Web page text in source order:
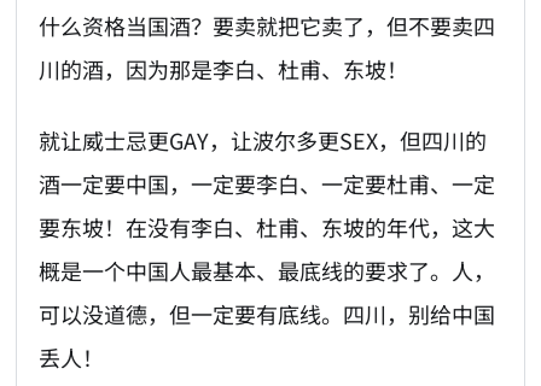
什么资格当国酒？要卖就把它卖了，但不要卖四
川的酒，因为那是李白、杜甫、东坡！
就让威士忌更GAY，让波尔多更SEX，但四川的
酒一定要中国，一定要李白、一定要杜甫、一定
要东坡！在没有李白、杜甫、东坡的年代，这大
概是一个中国人最基本、最底线的要求了。人，
可以没道德，但一定要有底线。四川，别给中国
丢人！